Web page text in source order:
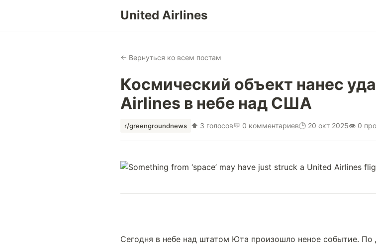
United Airlines
← Вернуться ко всем постам
Космический объект нанес
Airlines в небе над США
r/greengroundnews ⬆ 3 голосов💬 0 комментариев🕒 20 окт 2025👁 0
Сегодня в небе над штатом Юта произошло неное событие.